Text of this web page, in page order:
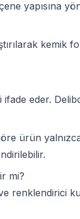
yapısına
eder.
ürün
mi?
renklendirici